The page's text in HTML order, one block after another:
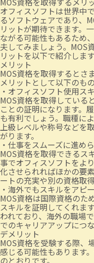
オフィスソフトは世界中
るソフトウェアであり、
リットが期待できます。
ながる可能性もあるため
夫してみましょう。MOS
リットを以下で紹介します
メリット
MOS資格を取得するとさ
メリットとして以下のも
・オフィスソフト使用ス
MOS資格を取得している
ことの証明になります。
も有利でしょう。職種に
上級レベルや称号などを
がります。
・仕事をスムーズに進め
MOS資格を取得できるス
事でオフィスソフトをよ
化させられればほかの要
ートの充実や別の資格取
・海外でもスキルをアピ
MOS資格は国際資格のた
スキルを証明してくれま
われており、海外の職場
でのキャリアアップにつ
デメリット
MOS資格を受験する際、
感じる可能性もあります
のとおりです。